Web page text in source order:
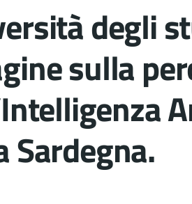
degli
sulla
Sardegna.